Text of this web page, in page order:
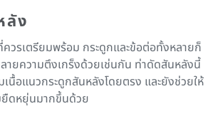
ลัง
ควรเตรียมพร้อม กระดูกและข้อต่อทั้งหลายก็
ายความตึงเกร็งด้วยเช่นกัน ท่าดัดสันหลังนี้
นื้อแนวกระดูกสันหลังโดยตรง และยังช่วยให้
ดหยุ่นมากขึ้นด้วย